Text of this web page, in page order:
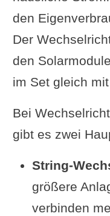
den
Der
den
im Set gleich
Bei
gibt es zwei
String-
größere
verbinden